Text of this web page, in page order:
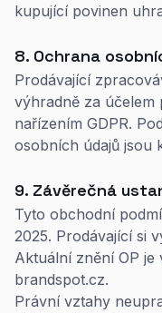
kupující povinen
8. Ochrana
Prodávající
výhradně za účelem
nařízením GDPR.
osobních údajů jsou
9. Závěrečná
Tyto obchodní
2025. Prodávající si
Aktuální znění OP je
brandspot.cz.
Právní vztahy